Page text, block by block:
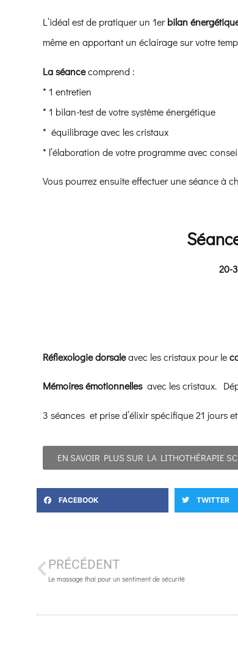
L’idéal est de pratiquer un 1erbilan
même en apportant un éclairage sur votre
La séancecomprend :
* 1 entretien
* 1 bilan-test de votre système énergétique
* équilibrage avec les cristaux
* l’élaboration de votre programme avec
Vous pourrez ensuite effectuer une séance à
20-
Réflexologie dorsaleavec les cristaux pour lec
Mémoires émotionnelles avec les cristaux.
3 séances et prise d’élixir spécifique 21 jours
EN SAVOIR PLUS SUR LA LITHOTHÉRAPIE
FACEBOOK TWITTER
PRÉCÉDENT
Le massage thaï pour un sentiment de sécurité